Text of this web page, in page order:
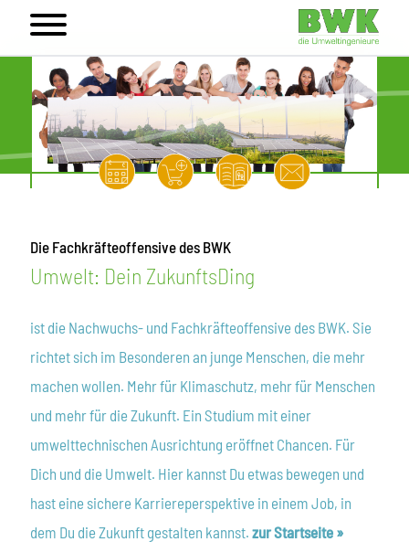
Die Fachkräfteoffensive des BWK
Umwelt: Dein ZukunftsDing
ist die Nachwuchs- und Fachkräfteoffensive des BWK. Sie
richtet sich im Besonderen an junge Menschen, die mehr
machen wollen. Mehr für Klimaschutz, mehr für Menschen
und mehr für die Zukunft. Ein Studium mit einer
umwelttechnischen Ausrichtung eröffnet Chancen. Für
Dich und die Umwelt. Hier kannst Du etwas bewegen und
hast eine sichere Karriereperspektive in einem Job, in
dem Du die Zukunft gestalten kannst. zur Startseite »